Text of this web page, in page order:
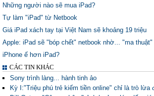
Những người nào sẽ mua iPad?
Tự làm "iPad" từ Netbook
Giá iPad xách tay tại Việt Nam sẽ khoảng 19 triệu
Apple: iPad sẽ "bóp chết" netbook nhờ... "ma thuật"
iPhone ế hơn iPad?
CÁC TIN KHÁC
Sony trình làng... hành tinh ảo
Kỳ I:"Triệu phú trẻ kiếm tiền online" chỉ là trò lừa